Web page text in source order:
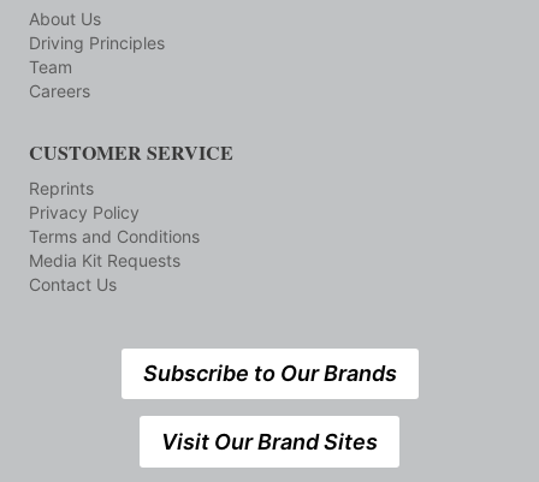
About Us
Driving Principles
Team
Careers
CUSTOMER SERVICE
Reprints
Privacy Policy
Terms and Conditions
Media Kit Requests
Contact Us
Subscribe to Our Brands
Visit Our Brand Sites